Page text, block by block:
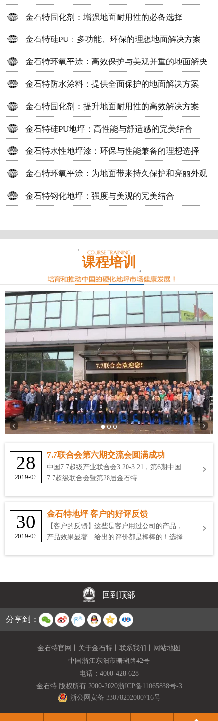
方案
金石特固化剂：增强地面耐用性的必备选择
金石特硅PU：多功能、环保的理想地面解决方案
金石特环氧平涂：高效保护与美观并重的地面解决
方案
金石特防水涂料：提供全面保护的地面解决方案
金石特固化剂：提升地面耐用性的高效解决方案
金石特硅PU地坪：高性能与舒适感的完美结合
金石特水性地坪漆：环保与性能兼备的理想选择
金石特环氧平涂：为地面带来持久保护和亮丽外观
金石特钢化地坪：强度与美观的完美结合
课程培训
28
2019-03
7.7联合会第六期交流会圆满成功
中国7.7超级产业联合会3.20-3.21，第6期中国
7.7超级联合会暨第28届金石特
30
2019-03
金石特地坪 客户的好评反馈
【客户的反馈】这些是客户用过公司的产品，
产品效果显著，给出的评价都是棒棒的！选择
回到顶部
分享到：
金石特官网 关于金石特 联系我们
网站地图
中国浙江东阳市珊瑚路42号
电话： 4000-428-628
金石特 版权所有 2000-2020浙ICP备11065838号-3
浙公网安备 33078202000716号